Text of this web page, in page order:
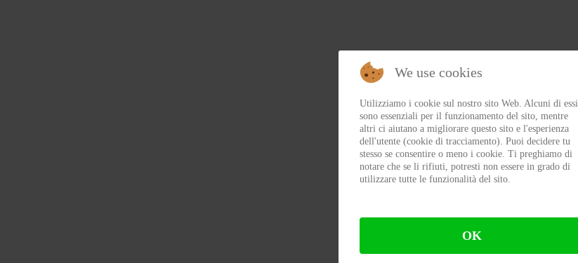
We use cookies
Utilizziamo i cookie sul nostro sito Web. Alcuni di essi
sono essenziali per il funzionamento del sito, mentre
altri ci aiutano a migliorare questo sito e l'esperienza
dell'utente (cookie di tracciamento). Puoi decidere tu
stesso se consentire o meno i cookie. Ti preghiamo di
notare che se li rifiuti, potresti non essere in grado di
utilizzare tutte le funzionalità del sito.
OK